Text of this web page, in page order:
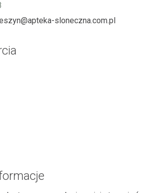
sloneczna.com.pl